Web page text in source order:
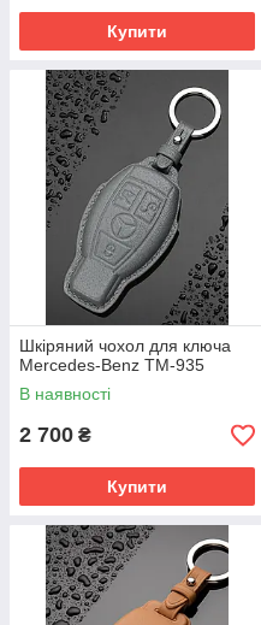
Купити
Шкіряний чохол для ключа
Mercedes-Benz TM-935
В наявності
2 700 ₴
Купити